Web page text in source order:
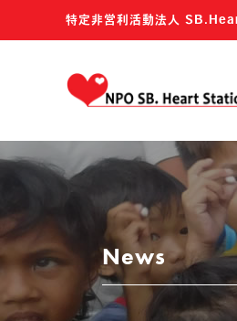
特定非営利活動法人
news